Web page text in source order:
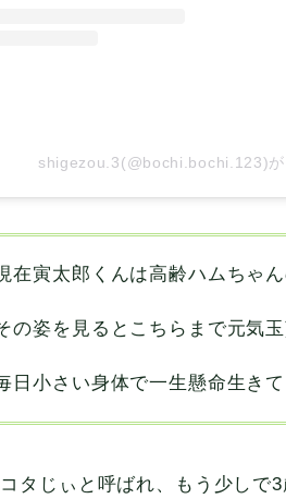
shigezou.3(@bochi.bochi.123)が
在寅太郎くんは高齢ハムちゃ
の姿を見るとこちらまで元気玉
日小さい身体で一生懸命生きて
タじぃと呼ばれ、もう少しで